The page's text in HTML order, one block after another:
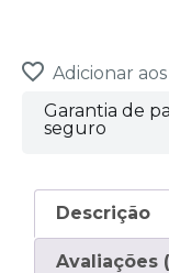
is
0,00 €
Adicionar
Garantia de
seguro
Descrição
Avaliações